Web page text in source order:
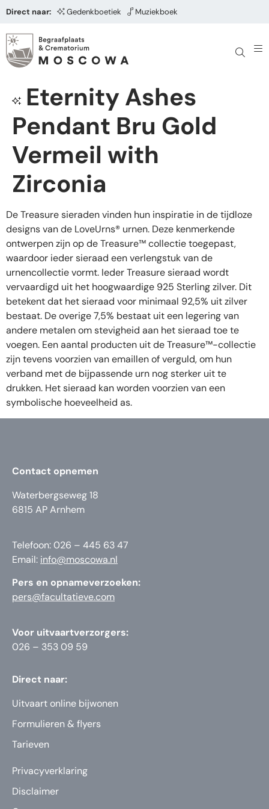
Direct naar: Gedenkboetiek Muziekboek
Eternity Ashes
Pendant Bru Gold
Vermeil with
Zirconia
De Treasure sieraden vinden hun inspiratie in de tijdloze
designs van de LoveUrns® urnen. Deze kenmerkende
ontwerpen zijn op de Treasure™ collectie toegepast,
waardoor ieder sieraad een verlengstuk van de
urnencollectie vormt. Ieder Treasure sieraad wordt
vervaardigd uit het hoogwaardige 925 Sterling zilver. Dit
betekent dat het sieraad voor minimaal 92,5% uit zilver
bestaat. De overige 7,5% bestaat uit een legering van
andere metalen om stevigheid aan het sieraad toe te
voegen. Een aantal producten uit de Treasure™-collectie
zijn tevens voorzien van emaillen of verguld, om hun
verband met de bijpassende urn nog sterker uit te
drukken. Het sieraad kan worden voorzien van een
symbolische hoeveelheid as.
Contact opnemen
Waterbergseweg 18
6815 AP Arnhem
Telefoon: 026 – 445 63 47
Email: info@moscowa.nl
Pers en opnameverzoeken:
pers@facultatieve.com
Voor uitvaartverzorgers:
026 – 353 09 59
Direct naar:
Uitvaart online bijwonen
Formulieren & flyers
Tarieven
Privacyverklaring
Disclaimer